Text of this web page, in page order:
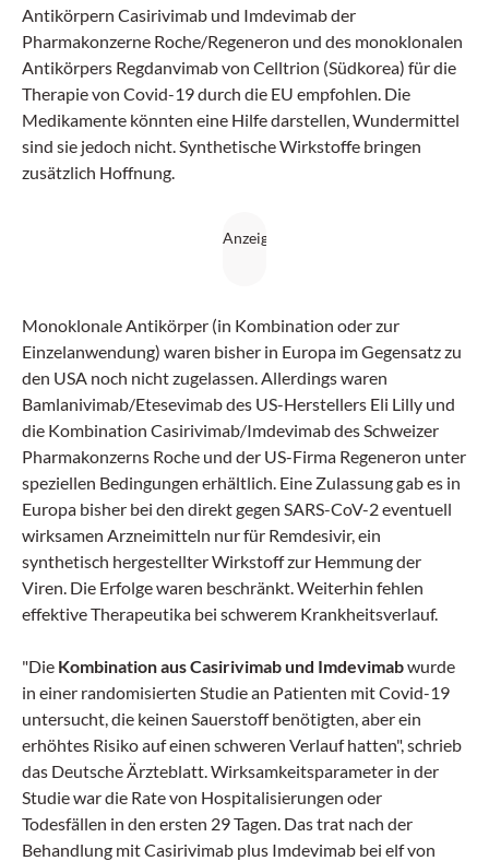
Antikörpern Casirivimab und Imdevimab der
Pharmakonzerne Roche/Regeneron und des monoklonalen
Antikörpers Regdanvimab von Celltrion (Südkorea) für die
Therapie von Covid-19 durch die EU empfohlen. Die
Medikamente könnten eine Hilfe darstellen, Wundermittel
sind sie jedoch nicht. Synthetische Wirkstoffe bringen
zusätzlich Hoffnung.
Monoklonale Antikörper (in Kombination oder zur
Einzelanwendung) waren bisher in Europa im Gegensatz zu
den USA noch nicht zugelassen. Allerdings waren
Bamlanivimab/Etesevimab des US-Herstellers Eli Lilly und
die Kombination Casirivimab/Imdevimab des Schweizer
Pharmakonzerns Roche und der US-Firma Regeneron unter
speziellen Bedingungen erhältlich. Eine Zulassung gab es in
Europa bisher bei den direkt gegen SARS-CoV-2 eventuell
wirksamen Arzneimitteln nur für Remdesivir, ein
synthetisch hergestellter Wirkstoff zur Hemmung der
Viren. Die Erfolge waren beschränkt. Weiterhin fehlen
effektive Therapeutika bei schwerem Krankheitsverlauf.
"Die Kombination aus Casirivimab und Imdevimabwurde
in einer randomisierten Studie an Patienten mit Covid-19
untersucht, die keinen Sauerstoff benötigten, aber ein
erhöhtes Risiko auf einen schweren Verlauf hatten", schrieb
das Deutsche Ärzteblatt. Wirksamkeitsparameter in der
Studie war die Rate von Hospitalisierungen oder
Todesfällen in den ersten 29 Tagen. Das trat nach der
Behandlung mit Casirivimab plus Imdevimab bei elf von